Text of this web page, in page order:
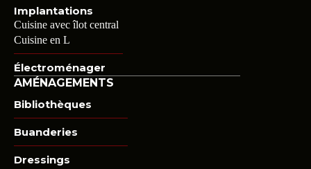
Implantations
Cuisine avec îlot central
Cuisine en L
Électroménager
AMÉNAGEMENTS
Bibliothèques
Buanderies
Dressings